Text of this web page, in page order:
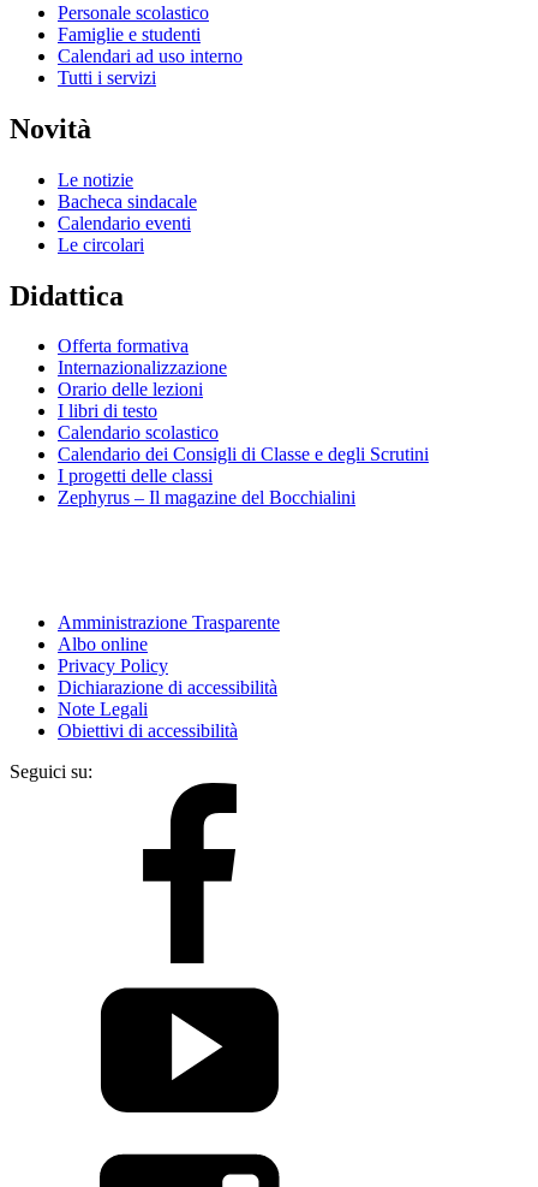
Personale scolastico
Famiglie e studenti
Calendari ad uso interno
Tutti i servizi
Novità
Le notizie
Bacheca sindacale
Calendario eventi
Le circolari
Didattica
Offerta formativa
Internazionalizzazione
Orario delle lezioni
I libri di testo
Calendario scolastico
Calendario dei Consigli di Classe e degli Scrutini
I progetti delle classi
Zephyrus – Il magazine del Bocchialini
Amministrazione Trasparente
Albo online
Privacy Policy
Dichiarazione di accessibilità
Note Legali
Obiettivi di accessibilità
Seguici su: